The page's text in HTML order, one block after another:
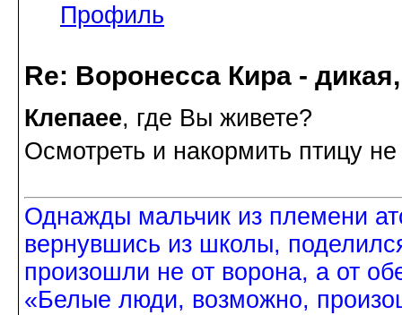
Профиль
Re: Воронесса Кира -
Клепаee, где Вы живете?
Осмотреть и накормить птицу
Однажды мальчик из племени
вернувшись из школы,
произошли не от ворона, а от
«Белые люди, возможно,